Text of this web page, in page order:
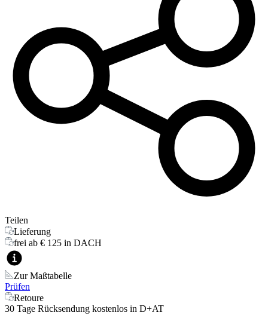
Teilen
Lieferung
frei ab € 125 in DACH
Zur Maßtabelle
Prüfen
Retoure
30 Tage Rücksendung kostenlos in D+AT